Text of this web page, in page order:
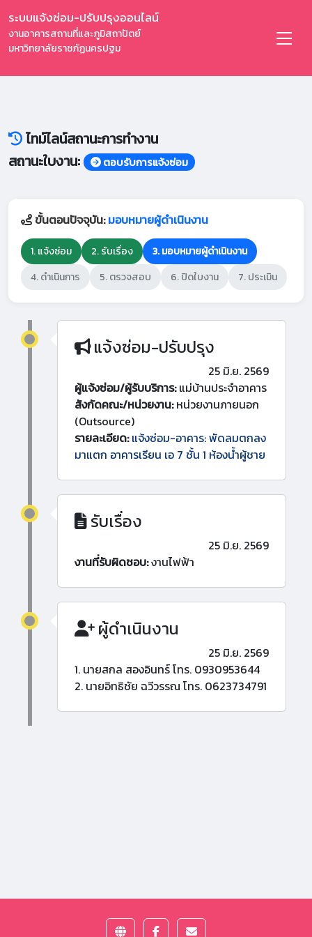
ระบบแจ้งซ่อม-ปรับปรุงออนไลน์
งานอาคารสถานที่และภูมิสถาปัตย์
มหาวิทยาลัยราชภัฏนครปฐม
ไทม์ไลน์สถานะการทำงาน
สถานะใบงาน:
ตอบรับการแจ้งซ่อม
ขั้นตอนปัจจุบัน:มอบหมายผู้ดำเนินงาน
1. แจ้งซ่อม 2. รับเรื่อง
3. มอบหมายผู้ดำเนินงาน
4. ดำเนินการ
5. ตรวจสอบ 6. ปิดใบงาน 7. ประเมิน
แจ้งซ่อม-ปรับปรุง
25 มิ.ย. 2569
ผู้แจ้งซ่อม/ผู้รับบริการ:แม่บ้านประจำอาคาร
สังกัดคณะ/หน่วยงาน:หน่วยงานภายนอก
(Outsource)
รายละเอียด: แจ้งซ่อม-อาคาร: พัดลมตกลง
มาแตก อาคารเรียน เอ 7 ชั้น 1 ห้องน้ำผู้ชาย
รับเรื่อง
25 มิ.ย. 2569
งานที่รับผิดชอบ:งานไฟฟ้า
ผู้ดำเนินงาน
25 มิ.ย. 2569
1. นายสกล สองอินทร์ โทร. 0930953644
2. นายอิทธิชัย ฉวีวรรณ โทร. 0623734791